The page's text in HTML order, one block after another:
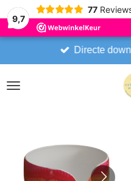
9,7
77
Directe